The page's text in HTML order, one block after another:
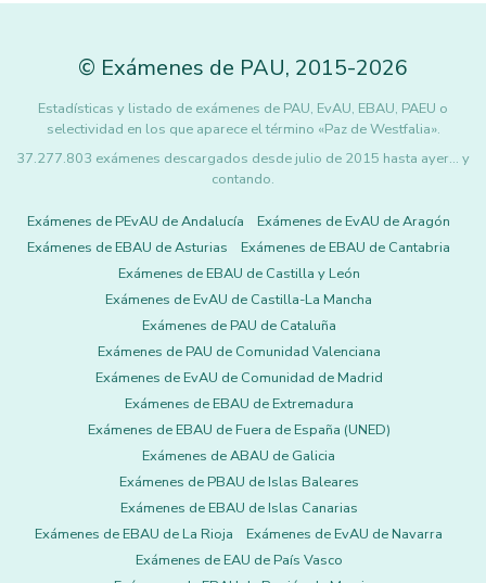
© Exámenes de PAU, 2015-2026
Estadísticas y listado de exámenes de PAU, EvAU, EBAU, PAEU o
selectividad en los que aparece el término «Paz de Westfalia».
37.277.803 exámenes descargados desde julio de 2015 hasta ayer... y
contando.
Exámenes de PEvAU de Andalucía
Exámenes de EvAU de Aragón
Exámenes de EBAU de Asturias
Exámenes de EBAU de Cantabria
Exámenes de EBAU de Castilla y León
Exámenes de EvAU de Castilla-La Mancha
Exámenes de PAU de Cataluña
Exámenes de PAU de Comunidad Valenciana
Exámenes de EvAU de Comunidad de Madrid
Exámenes de EBAU de Extremadura
Exámenes de EBAU de Fuera de España (UNED)
Exámenes de ABAU de Galicia
Exámenes de PBAU de Islas Baleares
Exámenes de EBAU de Islas Canarias
Exámenes de EBAU de La Rioja
Exámenes de EvAU de Navarra
Exámenes de EAU de País Vasco